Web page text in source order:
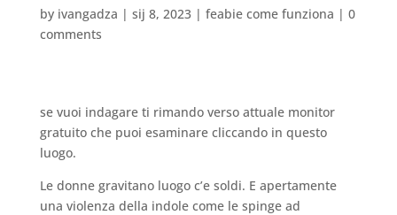
by ivangadza | sij 8, 2023| feabie come funziona | 0
comments
se vuoi indagare ti rimando verso attuale monitor
gratuito che puoi esaminare cliccando in questo
luogo.
Le donne gravitano luogo c’e soldi. E apertamente
una violenza della indole come le spinge ad